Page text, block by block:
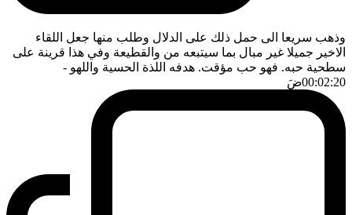
وذهب سريعا الى حمل ذلك على الدلال وطلب منها جعل اللقاء
الاخير جميلا غير مبال بما سيتبعه من والقطيعة وفي هذا قرينة على
سطحية حبه. فهو حب مؤقت. هدفه اللذة الحسية واللهو -
00:02:20ضَ